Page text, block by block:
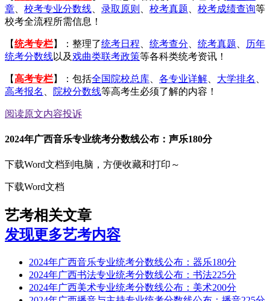
章
校考专业分数线 录取原则 校考真题 校考成绩查询等
校考全流程所需信息！
【统考专栏】：整理了统考日程 统考查分 统考真题
历年
统考分数线以及 戏曲类联考政策等各科类统考资讯！
【高考专栏】：包括全国院校总库 各专业详解 大学排名
高考报名
院校分数线等高考生必须了解的内容！
阅读原文内容投诉
2024年广西音乐专业统考分数线公布：声乐180分
下载Word文档到电脑，方便收藏和打印～
下载Word文档
艺考相关文章
发现更多艺考内容
2024年广西音乐专业统考分数线公布：器乐180分
2024年广西书法专业统考分数线公布：书法225分
2024年广西美术专业统考分数线公布：美术200分
2024年广西播音与主持专业统考分数线公布：播音225分